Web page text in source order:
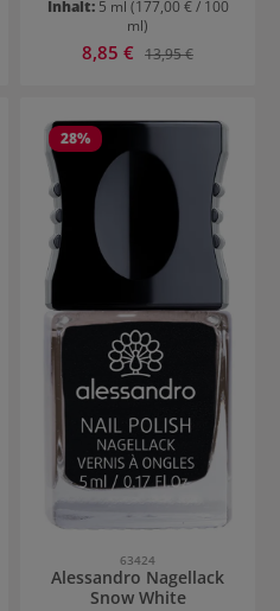
Inhalt: 5 ml (177,00 € / 100
ml)
Verkaufspreis:
8,85 € Regulärer Preis:
13,95 €
28%
63424
Alessandro Nagellack
Snow White